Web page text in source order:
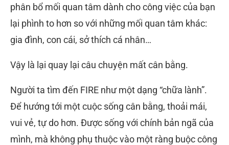
phân bổ mối quan tâm dành cho công việc của bạn
lại phình to hơn so với những mối quan tâm khác:
gia đình, con cái, sở thích cá nhân…
Vậy là lại quay lại câu chuyện mất cân bằng.
Người ta tìm đến FIRE như một dạng “chữa lành”.
Để hướng tới một cuộc sống cân bằng, thoải mái,
vui vẻ, tự do hơn. Được sống với chính bản ngã của
mình, mà không phụ thuộc vào một ràng buộc công